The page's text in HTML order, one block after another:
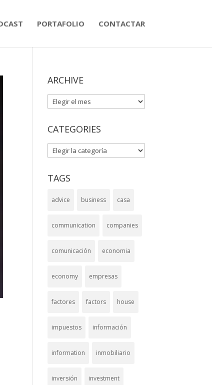
PORTAFOLIO CONTACTAR
ARCHIVE
ARCHIVE
CATEGORIES
CATEGORIES
TAGS
advice business casa
communication companies
comunicación economia
economy empresas
factores factors house
impuestos información
information inmobiliario
inversión investment